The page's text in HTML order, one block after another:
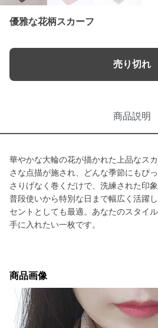
優雅な花柄スカーフ
売り切れ
商品説明
華やかな大輪の花が描かれた上品なス
さな点描が施され、どんな季節にもぴ
さりげなく巻くだけで、洗練された印
普段使いから特別な日まで幅広く活躍
セントとしても最適。あなたのスタイ
手に入れたい一枚です。
商品画像